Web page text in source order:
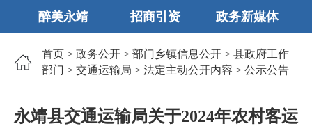
醉美永靖 招商引资 政务新媒体
首页 > 政务公开 > 部门乡镇信息公开 > 县政府工作
部门 > 交通运输局 > 法定主动公开内容 > 公示公告
永靖县交通运输局关于2024年农村客运